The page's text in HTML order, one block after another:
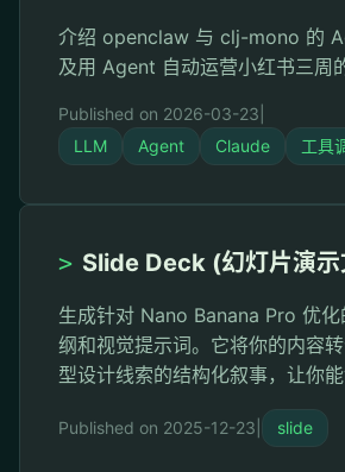
介绍 openclaw 与 clj-mono 的
及用 Agent 自动运营小红书三周
Published on 2026-03-23
LLM
Agent Claude 工具
> Slide Deck (幻灯片演示
生成针对 Nano Banana Pro 优化
纲和视觉提示词。它将你的内容
型设计线索的结构化叙事，让你
渲染最终幻灯片之前微调提示词或
Published on 2025-12-23 slide